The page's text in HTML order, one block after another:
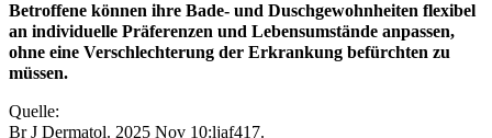
Betroffene können ihre Bade- und Duschgewohnheiten flexibel
an individuelle Präferenzen und Lebensumstände anpassen,
ohne eine Verschlechterung der Erkrankung befürchten zu
müssen.
Quelle:
Br J Dermatol. 2025 Nov 10:ljaf417.